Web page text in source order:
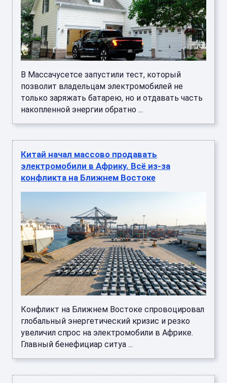
В Массачусетсе запустили тест, который
позволит владельцам электромобилей не
только заряжать батарею, но и отдавать часть
накопленной энергии обратно ...
Китай начал массово продавать
электромобили в Африку. Всё из-за
конфликта на Ближнем Востоке
Конфликт на Ближнем Востоке спровоцировал
глобальный энергетический кризис и резко
увеличил спрос на электромобили в Африке.
Главный бенефициар ситуа ...